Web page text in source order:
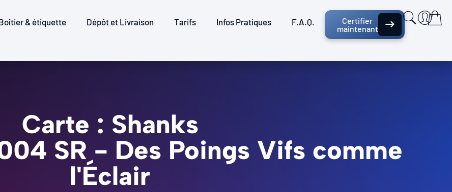
& étiquette Dépôt et Livraison Tarifs Infos Pratiques F.A.Q.
Certifier
maintenant
Carte : Shanks
SR - Des Poings Vifs comme
l'Éclair